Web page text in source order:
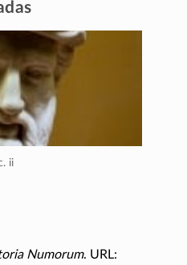
ii
Numorum. URL: